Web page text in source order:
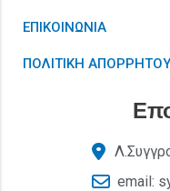
ΕΠΙΚΟΙΝΩΝΙΑ
ΠΟΛΙΤΙΚΗ ΑΠΟΡΡΗΤΟΥ
email: